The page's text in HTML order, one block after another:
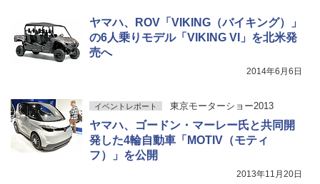
ヤマハ、ROV「VIKING（バイキング）」
の6人乗りモデル「VIKING VI」を北米発
売へ
2014年6月6日
イベントレポート 東京モーターショー2013
ヤマハ、ゴードン・マーレー氏と共同開
発した4輪自動車「MOTIV（モティ
フ）」を公開
2013年11月20日